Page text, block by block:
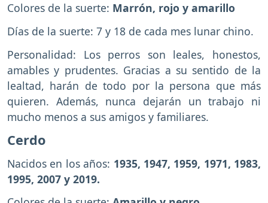
Colores de la suerte: Marrón, rojo y amarillo
Días de la suerte: 7 y 18 de cada mes lunar chino.
Personalidad: Los perros son leales, honestos,
amables y prudentes. Gracias a su sentido de la
lealtad, harán de todo por la persona que más
quieren. Además, nunca dejarán un trabajo ni
mucho menos a sus amigos y familiares.
Cerdo
Nacidos en los años: 1935, 1947, 1959, 1971, 1983,
1995, 2007 y 2019.